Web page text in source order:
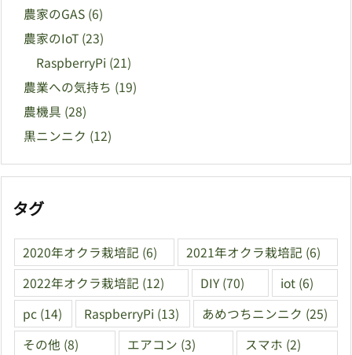
農家のGAS (6)
農家のIoT (23)
RaspberryPi (21)
農業への気持ち (19)
農機具 (28)
黒ニンニク (12)
タグ
2020年オクラ栽培記 (6) 2021年オクラ栽培記 (6)
2022年オクラ栽培記 (12) DIY (70) iot (6)
pc (14) RaspberryPi (13) あめつちニンニク (25)
その他 (8) エアコン (3) スマホ (2)